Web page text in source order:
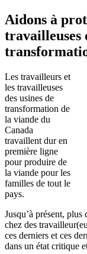
Aidons à
travailleuses
Les travailleurs et
les travailleuses
des usines de
transformation de
la viande du
Canada
travaillent dur en
première ligne
pour produire de
la viande pour les
familles de tout le
pays.
Jusqu’à présent,
chez des
ces derniers et ces
dans un état critique